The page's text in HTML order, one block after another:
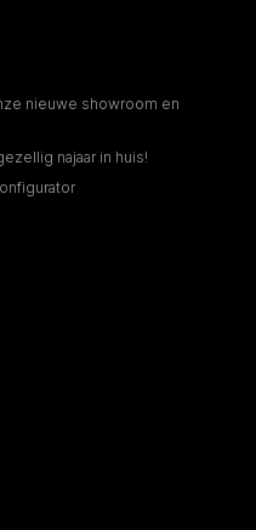
nieuwe showroom en
najaar in huis!